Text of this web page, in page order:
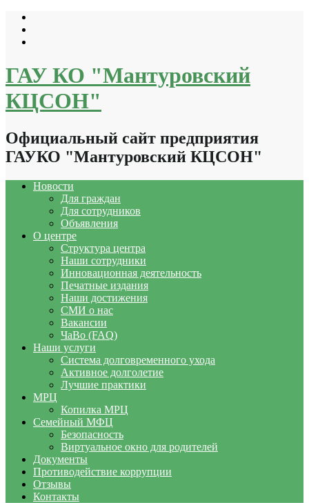
Перейти
содержимому
ГАУ КО "Мантуровский
КЦСОН"
Официальный сайт предприятия
ГАУКО "Мантуровский КЦСОН"
Новости
Для граждан
Для сотрудников
Объявления
О центре
Структура центра
Наши сотрудники
Инновационная деятельность
Печатные издания
Наши достижения
СМИ о нас
Вакансии
ЧаВо (FAQ)
Наши услуги
Система долговременного ухода
Активное долголетие
Лучшие практики
МРЦ
Копилка МРЦ
Семейный МФЦ
Безопасность
Виртуальное окно для родителей
Документы
Противодействие коррупции
Отзывы
Контакты